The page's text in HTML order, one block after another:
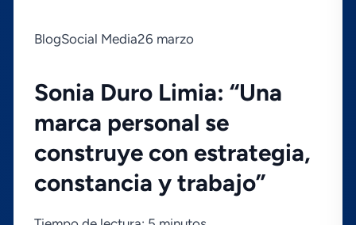
BlogSocial Media26 marzo
Sonia Duro Limia: “Una
marca personal se
construye con estrategia,
constancia y trabajo”